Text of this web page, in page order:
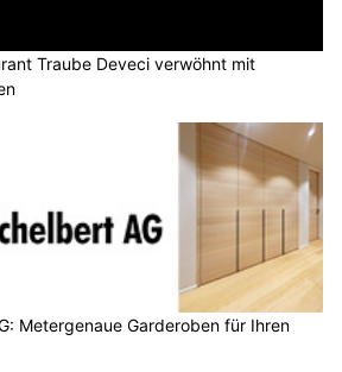
Traube Deveci verwöhnt mit
Metergenaue Garderoben für Ihren